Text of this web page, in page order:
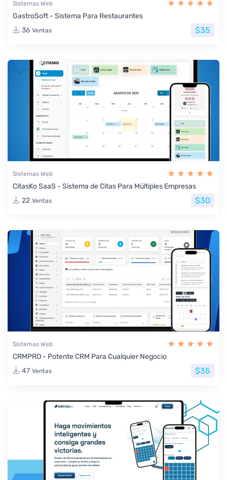
Sistemas Web
GastroSoft - Sistema Para Restaurantes
36 Ventas $35
Sistemas Web
CitasKo SaaS - Sistema de Citas Para Múltiples Empresas
22 Ventas $30
Sistemas Web
CRMPRO - Potente CRM Para Cualquier Negocio
47 Ventas $35